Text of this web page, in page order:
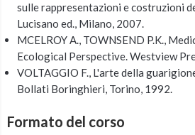
sulle rappresentazioni e costruzioni
Lucisano ed., Milano, 2007.
MCELROY A., TOWNSEND P.K.,
Ecological Perspective. Westview
VOLTAGGIO F., L'arte della
Bollati Boringhieri, Torino, 1992.
Formato del corso